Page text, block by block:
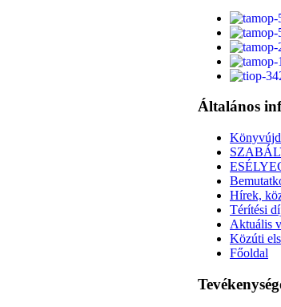
Általános
Hírek,
Térítési
Aktuális
Közúti
Főoldal